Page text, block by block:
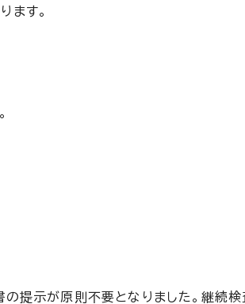
ます。
提示が原則不要となりました。継続検